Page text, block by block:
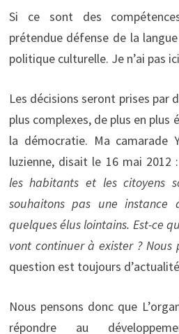
Si ce sont des
prétendue défense de la
politique culturelle. Je n’ai pas
Les décisions seront prises par
plus complexes, de plus en plus
la démocratie. Ma camarade
luzienne, disait le 16 mai 2012
les habitants et les citoyens
souhaitons pas une
quelques élus lointains. Est-ce
vont continuer à exister ? Nous
question est toujours
Nous pensons donc que
répondre au